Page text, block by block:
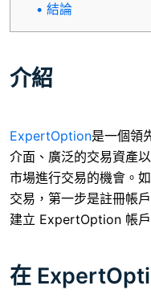
結論
介紹
ExpertOption是一個領
介面、廣泛的交易資產
市場進行交易的機會。
交易，第一步是註冊帳
建立 ExpertOption 帳
在